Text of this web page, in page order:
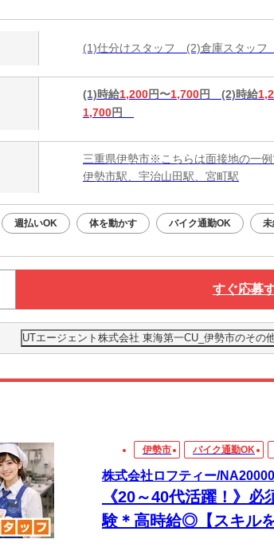
(1)仕分けスタッフ (2)倉庫スタッ
(1)時給1,200円〜1,700円 (2)時給
1,700円
三重県伊勢市※こちらは面接地の一
伊勢市駅、宇治山田駅、宮町駅
週払いOK 体を動かす バイク通勤OK
すぐ応募
UTエージェント株式会社 東海第一CU_伊勢市のその
伊勢市 バイク通勤OK
株式会社ロフティー/
《20～40代活躍！》
験＊高時給◎【スキル